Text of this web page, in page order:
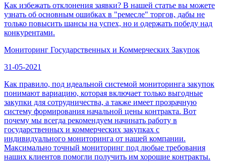
Как избежать отклонения заявки? В нашей статье вы можете
узнать об основным ошибках в "ремесле" торгов, дабы не
только повысить шансы на успех, но и одержать победу над
конкурентами.
Мониторинг Государственных и Коммерческих Закупок
31-05-2021
Как правило, под идеальной системой мониторинга закупок
понимают вариацию, которая включает только выгодные
закупки для сотрудничества, а также имеет прозрачную
систему формирования начальной цены контракта. Вот
почему мы всегда рекомендуем начинать работу в
государственных и коммерческих закупках с
индивидуального мониторинга от нашей компании.
Максимально точный мониторинг под любые требования
наших клиентов помогли получить им хорошие контракты.